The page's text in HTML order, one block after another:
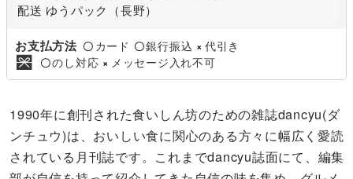
配送 ゆうパック（長野）
お支払方法 〇 カード 〇銀行振込 × 代引き
〇のし対応 × メッセージ入れ不可
1990年に創刊された食いしん坊のための雑誌dancyu(ダ
ンチュウ)は、おいしい食に関心のある方々に幅広く愛読
されている月刊誌です。これまでdancyu誌面にて、編集